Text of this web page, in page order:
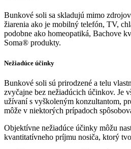
Bunkové soli sa skladujú mimo
žiarenia ako je mobilný telefón, TV,
podobne ako homeopatiká, Bachove
Soma® produkty.
Nežiadúce účinky
Bunkové soli sú prirodzené a telu
zvyčajne bez nežiadúcich účinkov. Je
užívaní s vyškoleným konzultantom,
môže v niektorých prípadoch
Objektívne nežiadúce účinky môžu
kvantitatívneho príjmu nosiča, ktorý